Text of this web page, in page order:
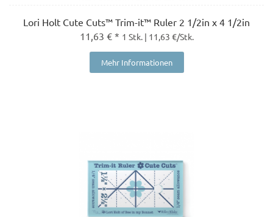
Lori Holt Cute Cuts™ Trim-it™ Ruler 2 1/2in x 4 1/2in
11,63 € * 1 Stk. | 11,63 €/Stk.
Mehr Informationen